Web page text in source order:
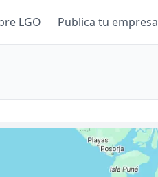
LGO Publica tu empresa